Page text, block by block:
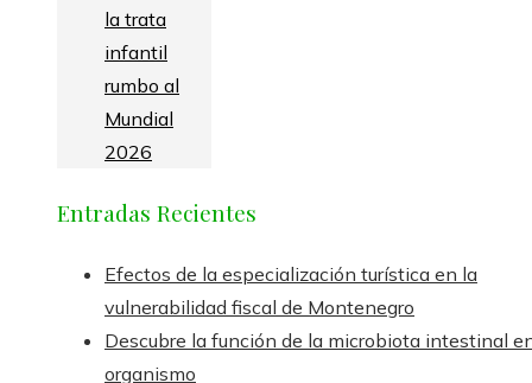
la trata
infantil
rumbo al
Mundial
2026
Entradas Recientes
Efectos de la especialización turística en la
vulnerabilidad fiscal de Montenegro
Descubre la función de la microbiota intestinal
organismo